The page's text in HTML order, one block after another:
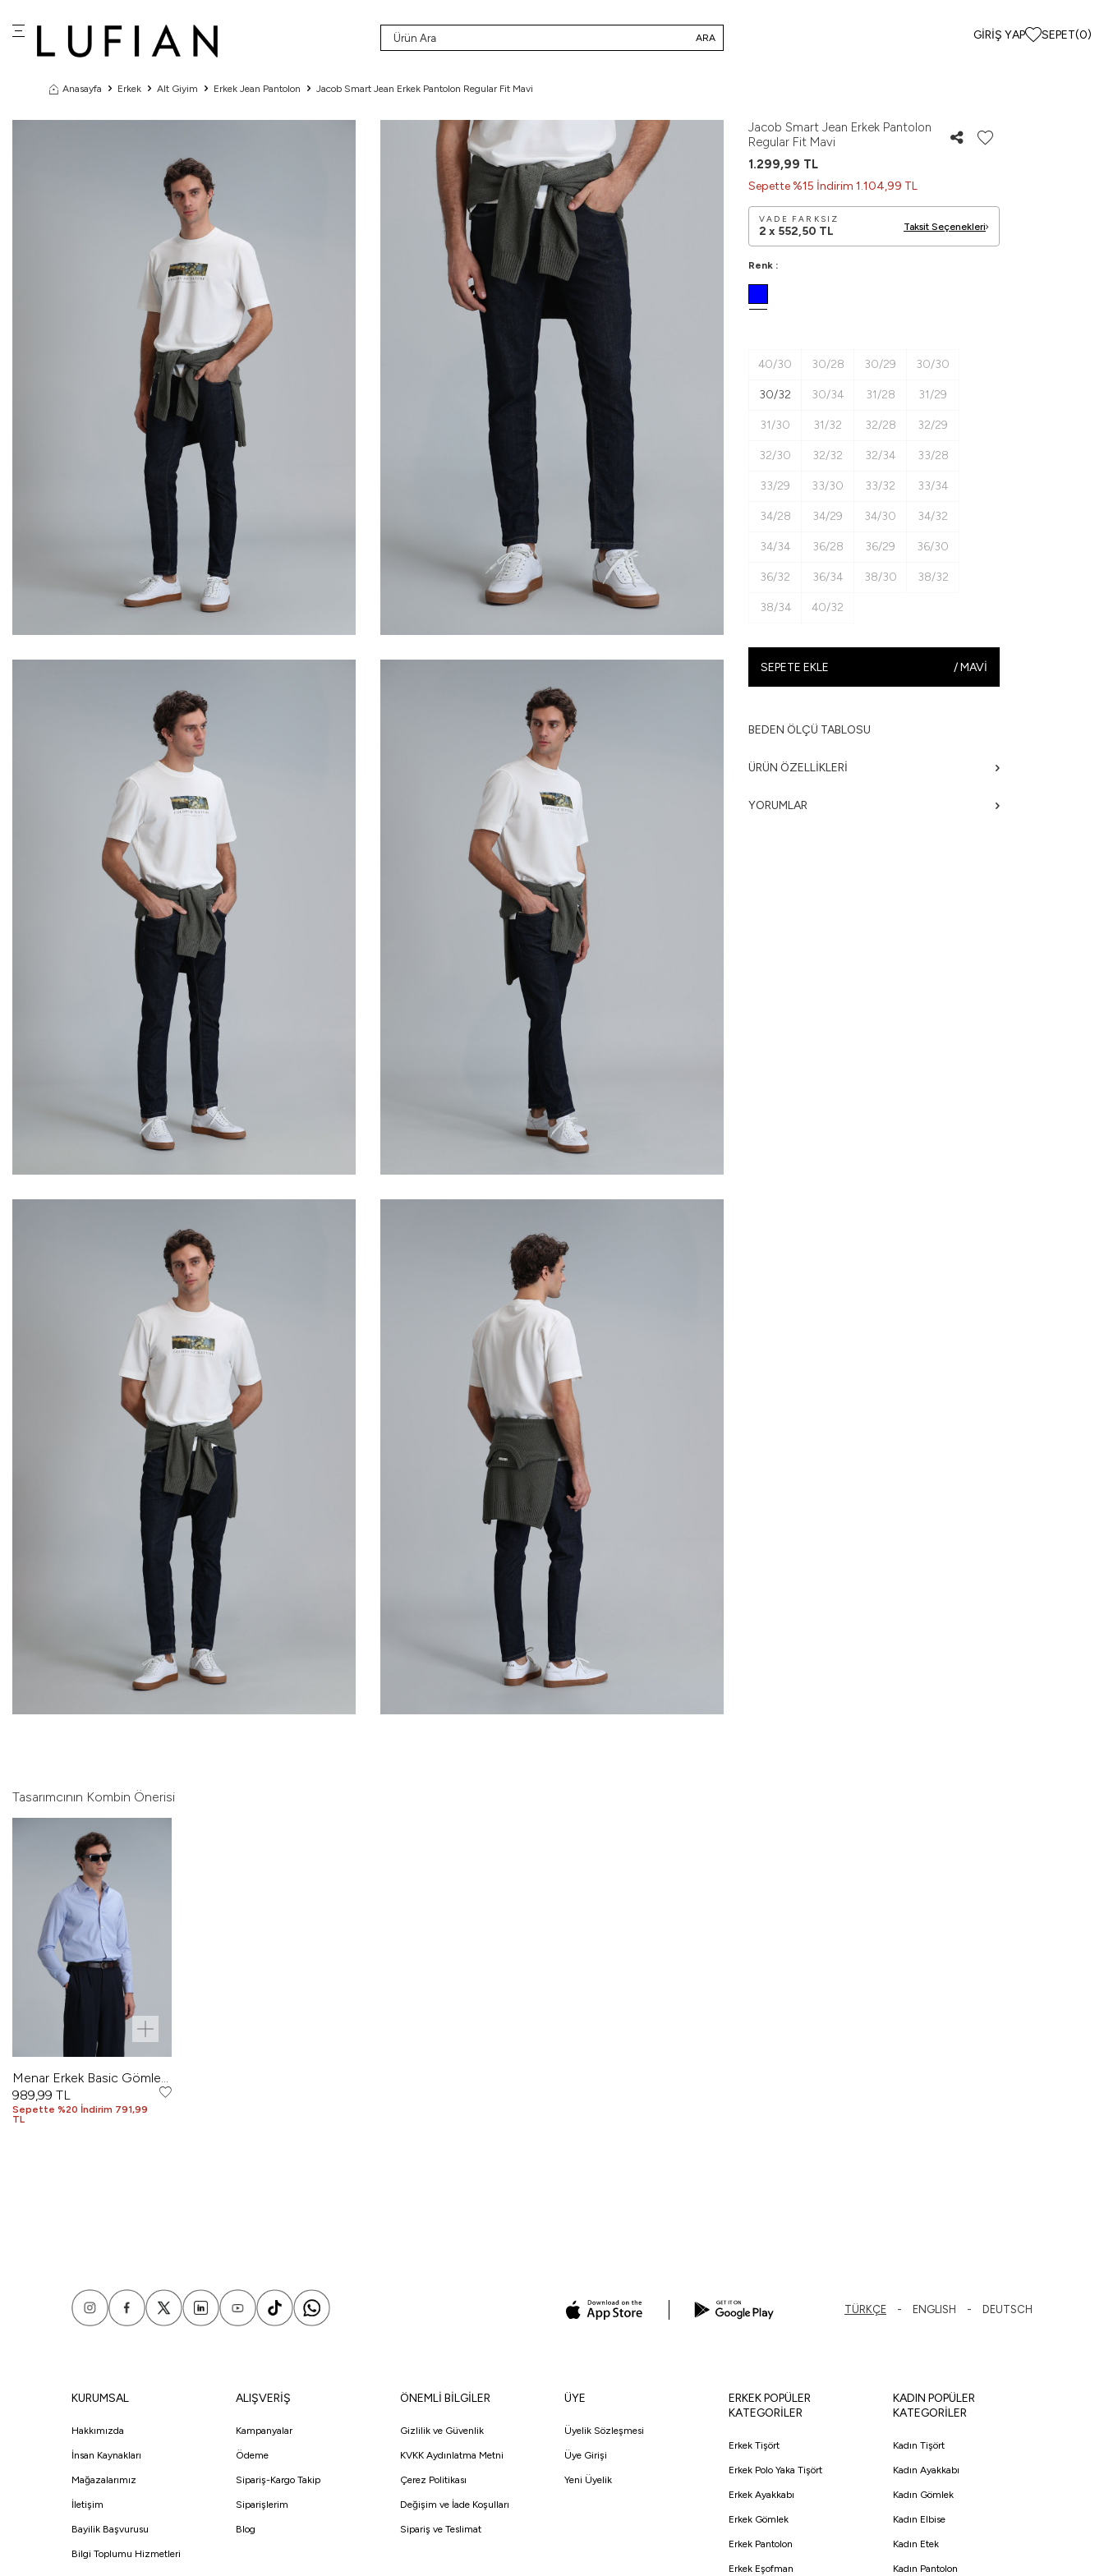
ARA GIRIŞ YAP SEPET(0)
Anasayfa Erkek Alt Giyim Erkek Jean Pantolon Jacob Smart Jean Erkek Pantolon Regular Fit Mavi
Jacob Smart Jean Erkek Pantolon
Regular Fit Mavi
1.299,99 TL
Sepette %15 İndirim 1.104,99 TL
VADE FARKSIZ
2 x 552,50 TL Taksit Seçenekleri
Renk :
40/30 30/28 30/29 30/30
30/32 30/34 31/28 31/29
31/30 31/32 32/28 32/29
32/30 32/32 32/34 33/28
33/29 33/30 33/32 33/34
34/28 34/29 34/30 34/32
34/34 36/28 36/29 36/30
36/32 36/34 38/30 38/32
38/34 40/32
SEPETE EKLE /MAVI
BEDEN ÖLÇÜ TABLOSU
ÜRÜN ÖZELLIKLERI
YORUMLAR
Tasarımcının Kombin Önerisi
Menar Erkek Basic Gömlek
Comfort Fit Mavi
989,99 TL
Sepette %20 İndirim 791,99
TL
TÜRKÇE ENGLISH DEUTSCH
KURUMSAL
Hakkımızda
İnsan Kaynakları
Mağazalarımız
İletişim
Bayilik Başvurusu
Bilgi Toplumu Hizmetleri
ALIŞVERİŞ
Kampanyalar
Ödeme
Sipariş-Kargo Takip
Siparişlerim
Blog
ÖNEMLİ BİLGİLER
Gizlilik ve Güvenlik
KVKK Aydınlatma Metni
Çerez Politikası
Değişim ve İade Koşulları
Sipariş ve Teslimat
ÜYE
Üyelik Sözleşmesi
Üye Girişi
Yeni Üyelik
ERKEK POPÜLER
KATEGORİLER
Erkek Tişört
Erkek Polo Yaka Tişört
Erkek Ayakkabı
Erkek Gömlek
Erkek Pantolon
Erkek Eşofman
KADIN POPÜLER
KATEGORİLER
Kadın Tişört
Kadın Ayakkabı
Kadın Gömlek
Kadın Elbise
Kadın Etek
Kadın Pantolon